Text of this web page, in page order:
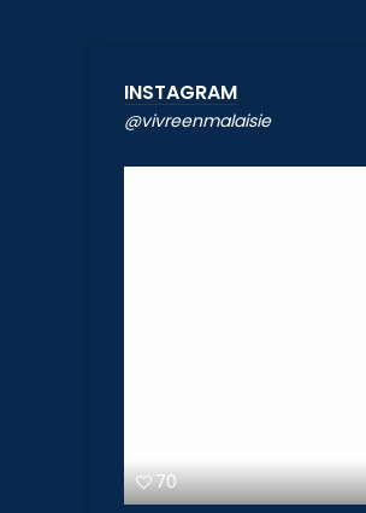
INSTAGRAM
@vivreenmalaisie